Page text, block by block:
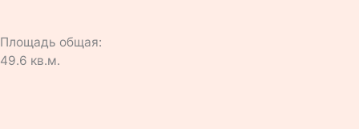
Площадь общая:
49.6 кв.м.